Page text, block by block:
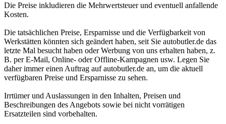
Die Preise inkludieren die Mehrwertsteuer und eventuell anfallende
Kosten.
Die tatsächlichen Preise, Ersparnisse und die Verfügbarkeit von
Werkstätten könnten sich geändert haben, seit Sie autobutler.de das
letzte Mal besucht haben oder Werbung von uns erhalten haben, z.
B. per E-Mail, Online- oder Offline-Kampagnen usw. Legen Sie
daher immer einen Auftrag auf autobutler.de an, um die aktuell
verfügbaren Preise und Ersparnisse zu sehen.
Irrtümer und Auslassungen in den Inhalten, Preisen und
Beschreibungen des Angebots sowie bei nicht vorrätigen
Ersatzteilen sind vorbehalten.